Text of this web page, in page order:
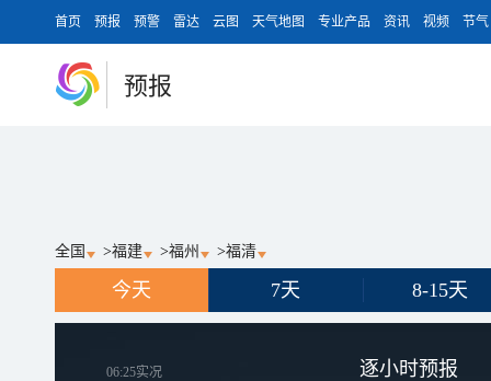
首页 预报 预警 雷达 云图 天气地图 专业产品 资讯 视频 节气
预报
全国 >福建 >福州 >福清
今天 7天 8-15天
06:25实况 逐小时预报